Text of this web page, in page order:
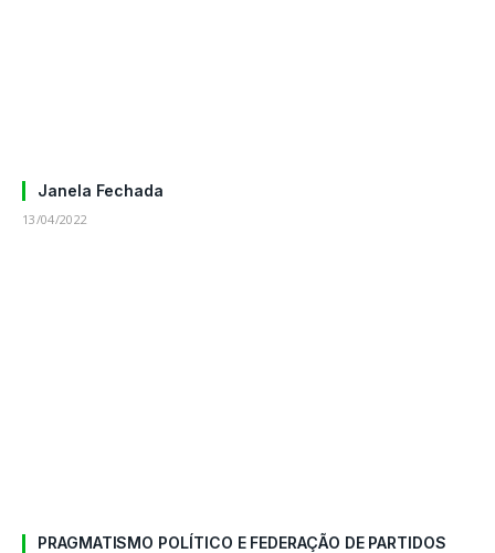
Janela Fechada
13/04/2022
PRAGMATISMO POLÍTICO E FEDERAÇÃO DE PARTIDOS